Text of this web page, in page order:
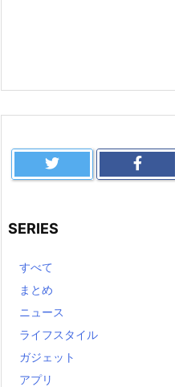
SERIES
すべて
まとめ
ニュース
ライフスタイル
ガジェット
アプリ